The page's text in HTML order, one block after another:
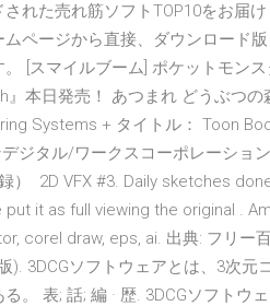
れた売れ筋ソフトTOP10をお届
ムページから直接、ダウンロード
[スマイルブーム] ポケットモン
本日発売！ あつまれ どうぶつ
Systems + タイトル： Toon
ジタル/ワークスコーポレーショ
） 2D VFX #3. Daily sketches
it as full viewing the original .
corel draw, eps, ai. 出典: フリー
). 3DCGソフトウェアとは、3次
。 表; 話; 編 · 歴. 3DCGソフト